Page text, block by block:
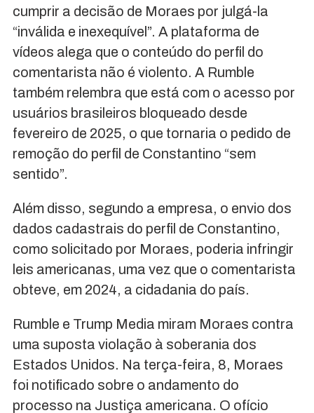
cumprir a decisão de Moraes por julgá-la
“inválida e inexequível”. A plataforma de
vídeos alega que o conteúdo do perfil do
comentarista não é violento. A Rumble
também relembra que está com o acesso por
usuários brasileiros bloqueado desde
fevereiro de 2025, o que tornaria o pedido de
remoção do perfil de Constantino “sem
sentido”.
Além disso, segundo a empresa, o envio dos
dados cadastrais do perfil de Constantino,
como solicitado por Moraes, poderia infringir
leis americanas, uma vez que o comentarista
obteve, em 2024, a cidadania do país.
Rumble e Trump Media miram Moraes contra
uma suposta violação à soberania dos
Estados Unidos. Na terça-feira, 8, Moraes
foi notificado sobre o andamento do
processo na Justiça americana. O ofício